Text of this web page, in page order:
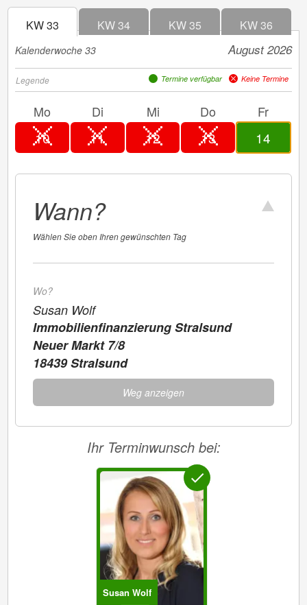
KW 33 KW 34 KW 35
KW 36
Kalenderwoche 33 August 2026
Legende Termine verfügbar Keine Termine
Mo
10
Di
11
Mi
12
Do
13
Fr
14
Wann?
Wählen Sie oben Ihren gewünschten Tag
Wo?
Susan Wolf
Immobilienfinanzierung Stralsund
Neuer Markt 7/8
18439 Stralsund
Weg anzeigen
Ihr Terminwunsch bei:
Susan Wolf